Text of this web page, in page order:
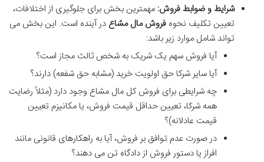
شرایط و ضوابط فروش: مهمترین بخش برای جلوگیری از اختلافات،
تعیین تکلیف نحوه فروش مال مشاع در آینده است. این بخش می
تواند شامل موارد زیر باشد:
آیا فروش سهم یک شریک به شخص ثالث مجاز است؟
آیا سایر شرکا حق اولویت خرید (مشابه حق شفعه) دارند؟
چه شرایطی برای فروش کل مال مشاع وجود دارد (مثلاً رضایت
همه شرکا، تعیین حداقل قیمت فروش، یا مکانیزم تعیین
قیمت عادلانه)؟
در صورت عدم توافق بر فروش، آیا به راهکارهای قانونی مانند
افراز یا دستور فروش از دادگاه تن می دهند؟